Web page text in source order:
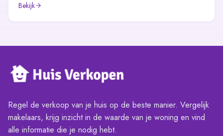
Bekijk
Regel de verkoop van je huis op de beste manier. Vergelijk
makelaars, krijg inzicht in de waarde van je woning en vind
alle informatie die je nodig hebt.